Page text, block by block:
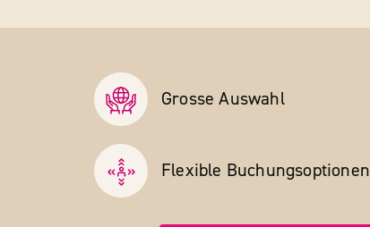
Grosse Auswahl
Flexible Buchungs­optionen